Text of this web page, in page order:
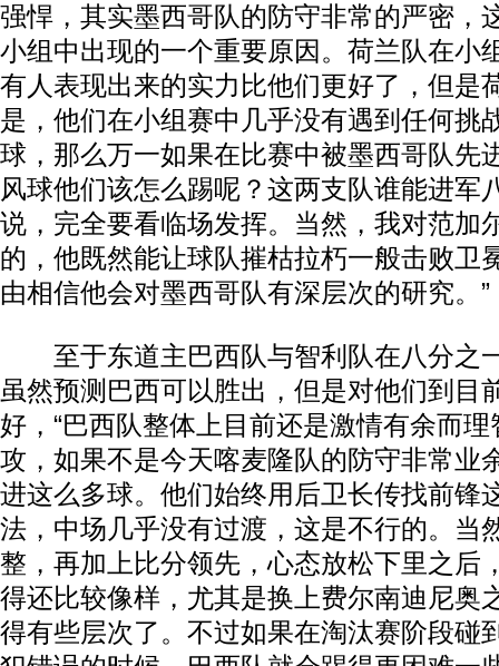
强悍，其实墨西哥队的防守非常的严密，
小组中出现的一个重要原因。荷兰队在小
有人表现出来的实力比他们更好了，但是
是，他们在小组赛中几乎没有遇到任何挑
球，那么万一如果在比赛中被墨西哥队先
风球他们该怎么踢呢？这两支队谁能进军
说，完全要看临场发挥。当然，我对范加
的，他既然能让球队摧枯拉朽一般击败卫
由相信他会对墨西哥队有深层次的研究。”
至于东道主巴西队与智利队在八分之
虽然预测巴西可以胜出，但是对他们到目
好，“巴西队整体上目前还是激情有余而
攻，如果不是今天喀麦隆队的防守非常业
进这么多球。他们始终用后卫长传找前锋
法，中场几乎没有过渡，这是不行的。当
整，再加上比分领先，心态放松下里之后
得还比较像样，尤其是换上费尔南迪尼奥
得有些层次了。不过如果在淘汰赛阶段碰